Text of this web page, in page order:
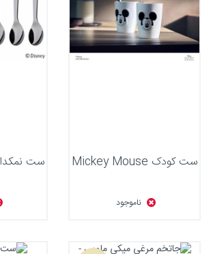
ست کودک Mickey Mouse
ناموجود